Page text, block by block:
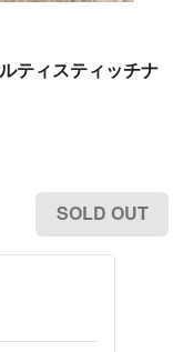
ティスティッチナ
SOLD OUT